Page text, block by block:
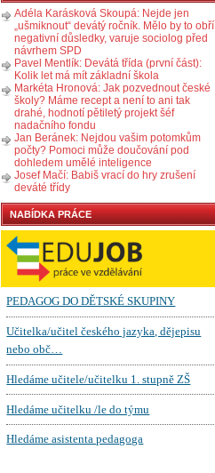
Adéla Karásková Skoupá: Nejde jen
„ušmiknout“ devátý ročník. Mělo by to obří
negativní důsledky, varuje sociolog před
návrhem SPD
Pavel Mentlík: Devátá třída (první část):
Kolik let má mít základní škola
Markéta Hronová: Jak pozvednout české
školy? Máme recept a není to ani tak
drahé, hodnotí pětiletý projekt šéf
nadačního fondu
Jan Beránek: Nejdou vašim potomkům
počty? Pomoci může doučování pod
dohledem umělé inteligence
Josef Mačí: Babiš vrací do hry zrušení
deváté třídy
NABÍDKA PRÁCE